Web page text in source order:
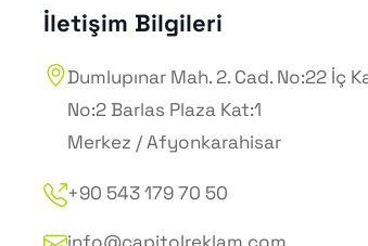
English
İletişim Bilgileri
Dumlupınar Mah. 2. Cad. No:22 İç
No:2 Barlas Plaza Kat:1
Merkez / Afyonkarahisar
+90 543 179 70 50
Sosyal Medya